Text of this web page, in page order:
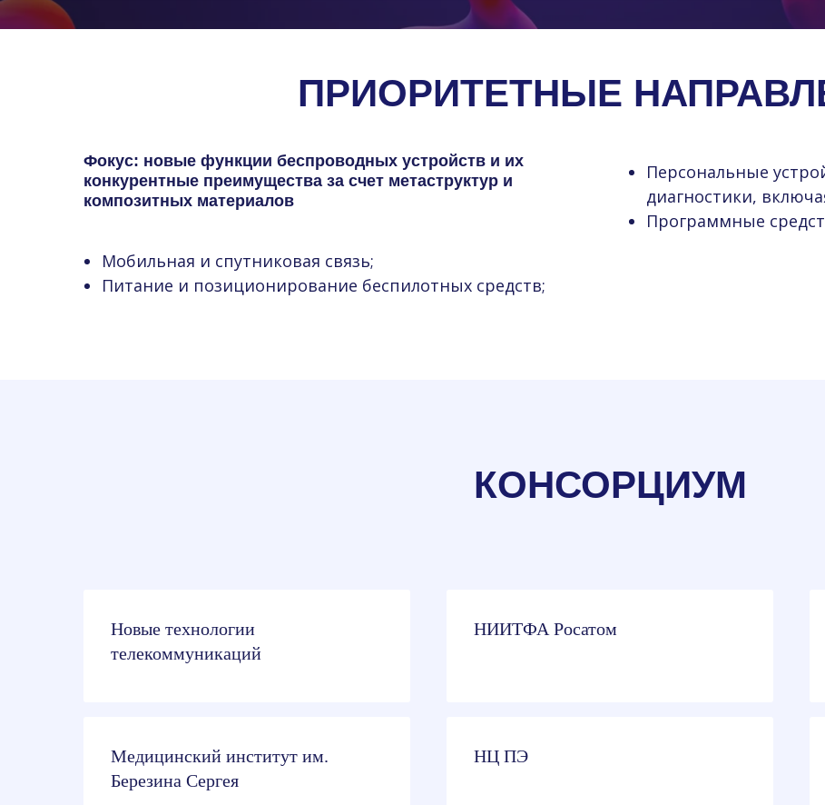
ПРИОРИТЕТНЫЕ
Фокус: новые функции беспроводных устройств и их
конкурентные преимущества за счет метаструктур и
композитных материалов
Мобильная и спутниковая связь;
Питание и позиционирование беспилотных средств;
Персональные
диагностики,
Программные
КОНСОРЦИУМ
Новые технологии
телекоммуникаций
НИИТФА Росатом
Медицинский институт им.
Березина Сергея
НЦ ПЭ